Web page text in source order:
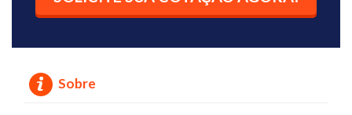
Sobre